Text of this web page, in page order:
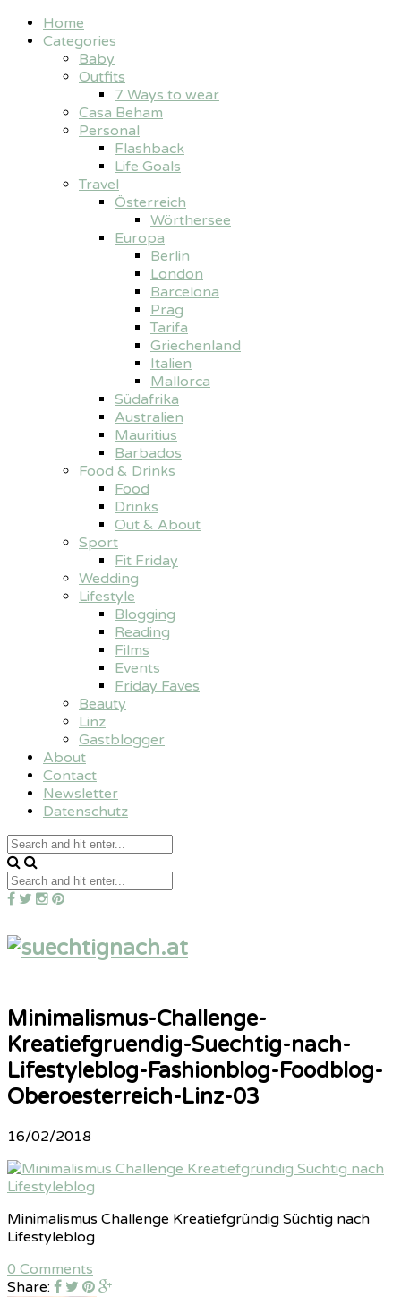
Home
Categories
Baby
Outfits
7 Ways to wear
Casa Beham
Personal
Flashback
Life Goals
Travel
Österreich
Wörthersee
Europa
Berlin
London
Barcelona
Prag
Tarifa
Griechenland
Italien
Mallorca
Südafrika
Australien
Mauritius
Barbados
Food & Drinks
Food
Drinks
Out & About
Sport
Fit Friday
Wedding
Lifestyle
Blogging
Reading
Films
Events
Friday Faves
Beauty
Linz
Gastblogger
About
Contact
Newsletter
Datenschutz
Minimalismus-Challenge-
Kreatiefgruendig-Suechtig-nach-
Lifestyleblog-Fashionblog-Foodblog-
Oberoesterreich-Linz-03
16/02/2018
Minimalismus Challenge Kreatiefgründig Süchtig nach
Lifestyleblog
0 Comments
Share: